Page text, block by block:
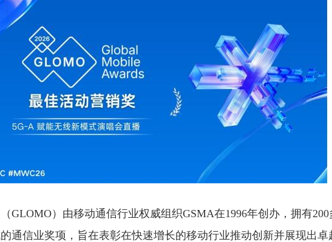
GLOMO）由移动通信行业权威组织GSMA在1996年创办，拥有200
通信业奖项，旨在表彰在快速增长的移动行业推动创新并展现出卓